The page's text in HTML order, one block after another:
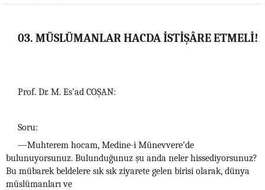
03. MÜSLÜMANLAR HACDA İSTİŞÂRE ETMELİ!
Prof. Dr. M. Es’ad COŞAN:
Soru:
—Muhterem hocam, Medine-i Münevvere’de
bulunuyorsunuz. Bulunduğunuz şu anda neler hissediyorsunuz?
Bu mübarek beldelere sık sık ziyarete gelen birisi olarak, dünya
müslümanları ve